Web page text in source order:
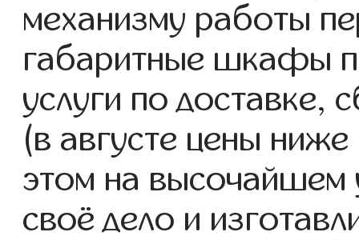
механизму работы
габаритные шкафы
услуги по доставке,
(в августе цены
этом на
своё дело и